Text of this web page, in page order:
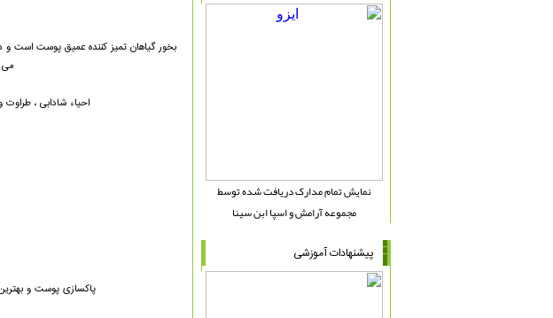
بخورگیاهان تمیزکننده عمیق پوستاست و
می
احیاء شادابی ،طراوت
پاکسازی پوست و
نمایش تمام مدارک دریافت شده توسط
مجموعه آرامش و اسپا ابن سینا
پیشنهادات آموزشی